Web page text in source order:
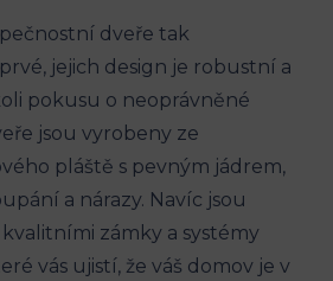
dveře tak
jejich design je robustní a
pokusu o neoprávněné
jsou vyrobeny ze
pláště s pevným jádrem,
a nárazy. Navíc jsou
zámky a systémy
vás ujistí, že váš domov je v